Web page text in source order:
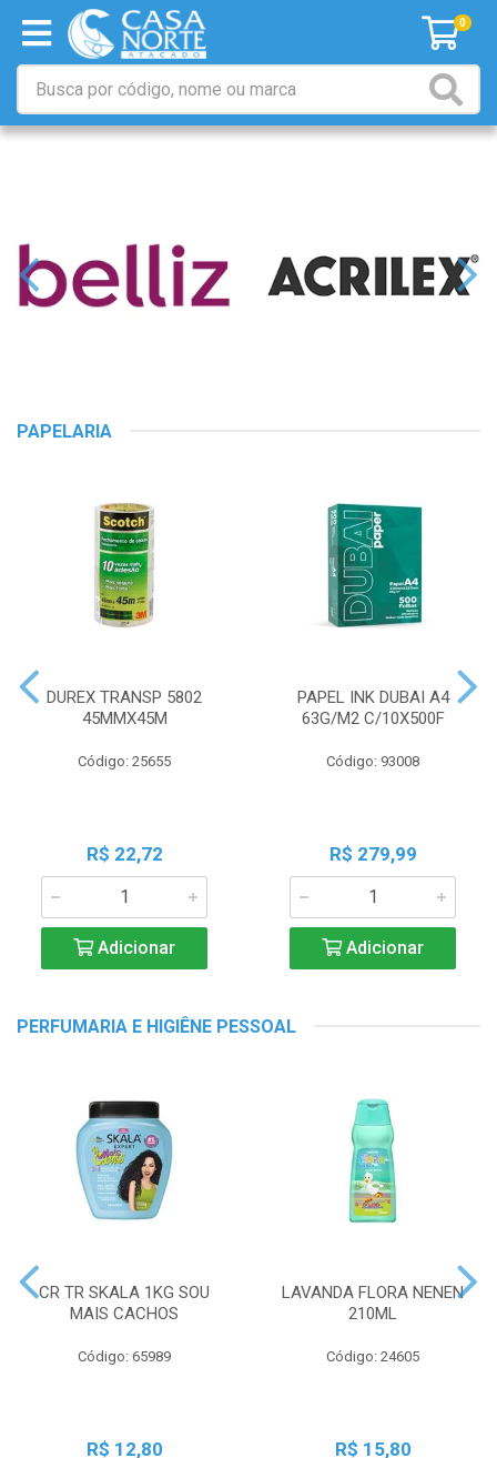
0
PAPELARIA
DUREX TRANSP 5802
45MMX45M
Código: 25655
R$ 22,72
Adicionar
PAPEL INK DUBAI A4
63G/M2 C/10X500F
Código: 93008
R$ 279,99
Adicionar
PERFUMARIA E HIGIÊNE PESSOAL
CR TR SKALA 1KG SOU
MAIS CACHOS
Código: 65989
R$ 12,80
LAVANDA FLORA NENEN
210ML
Código: 24605
R$ 15,80